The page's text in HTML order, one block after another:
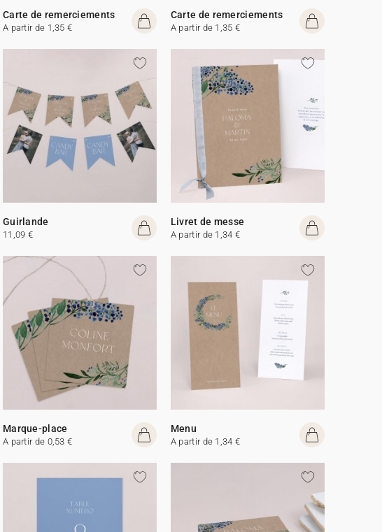
Carte de remerciements
A partir de 1,35 €
Carte de remerciements
A partir de 1,35 €
Guirlande
11,09 €
Livret de messe
A partir de 1,34 €
Marque-place
A partir de 0,53 €
Menu
A partir de 1,34 €